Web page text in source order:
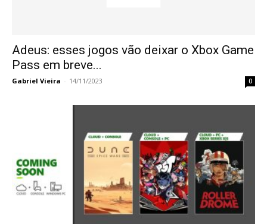
Adeus: esses jogos vão deixar o Xbox Game
Pass em breve...
Gabriel Vieira - 14/11/2023 0